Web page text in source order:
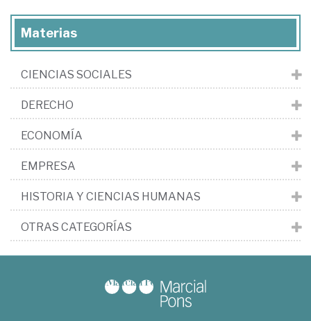
Materias
CIENCIAS SOCIALES
DERECHO
ECONOMÍA
EMPRESA
HISTORIA Y CIENCIAS HUMANAS
OTRAS CATEGORÍAS